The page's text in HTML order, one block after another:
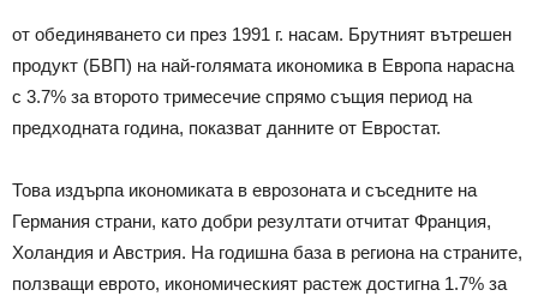
от обединяването си през 1991 г. насам. Брутният вътрешен
продукт (БВП) на най-голямата икономика в Европа нарасна
с 3.7% за второто тримесечие спрямо същия период на
предходната година, показват данните от Евростат.
Това издърпа икономиката в еврозоната и съседните на
Германия страни, като добри резултати отчитат Франция,
Холандия и Австрия. На годишна база в региона на страните,
ползващи еврото, икономическият растеж достигна 1.7% за